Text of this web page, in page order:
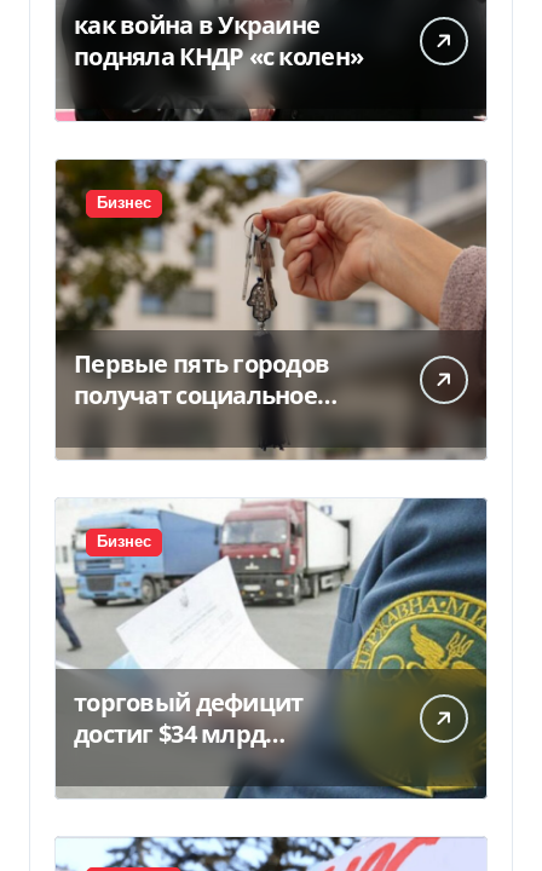
как война в Украине
подняла КНДР «с колен»
Бизнес
Первые пять городов
получат социальное
Украине
Бизнес
торговый дефицит
достиг $34 млрд…